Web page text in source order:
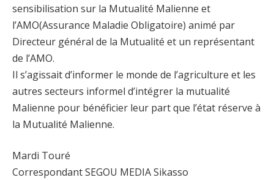
sensibilisation sur la Mutualité Malienne et
l’AMO(Assurance Maladie Obligatoire) animé par
Directeur général de la Mutualité et un représentant
de l’AMO.
Il s’agissait d’informer le monde de l’agriculture et les
autres secteurs informel d’intégrer la mutualité
Malienne pour bénéficier leur part que l’état réserve à
la Mutualité Malienne.
Mardi Touré
Correspondant SEGOU MEDIA Sikasso